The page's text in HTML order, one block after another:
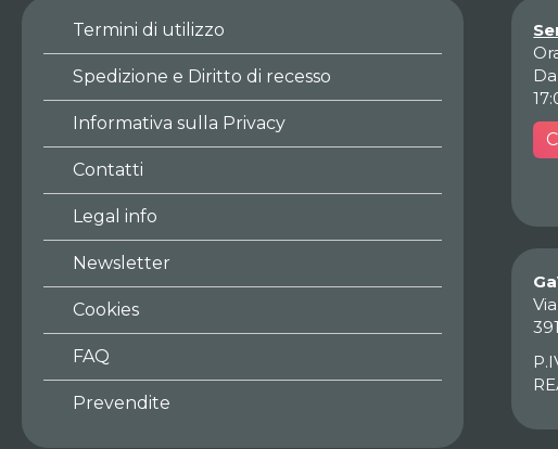
Termini di utilizzo
Spedizione e Diritto di recesso
Informativa sulla Privacy
Contatti
Legal info
Newsletter
Cookies
FAQ
Prevendite